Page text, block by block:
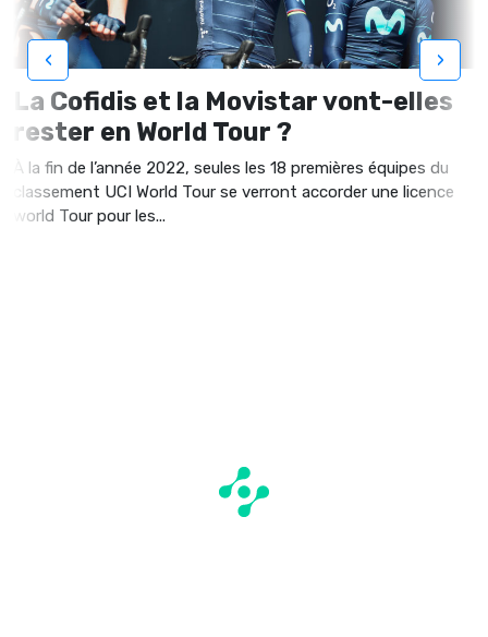
La Cofidis et la Movistar vont-elles
rester en World Tour ?
À la fin de l’année 2022, seules les 18 premières équipes du
classement UCI World Tour se verront accorder une licence
world Tour pour les...
‹ ›